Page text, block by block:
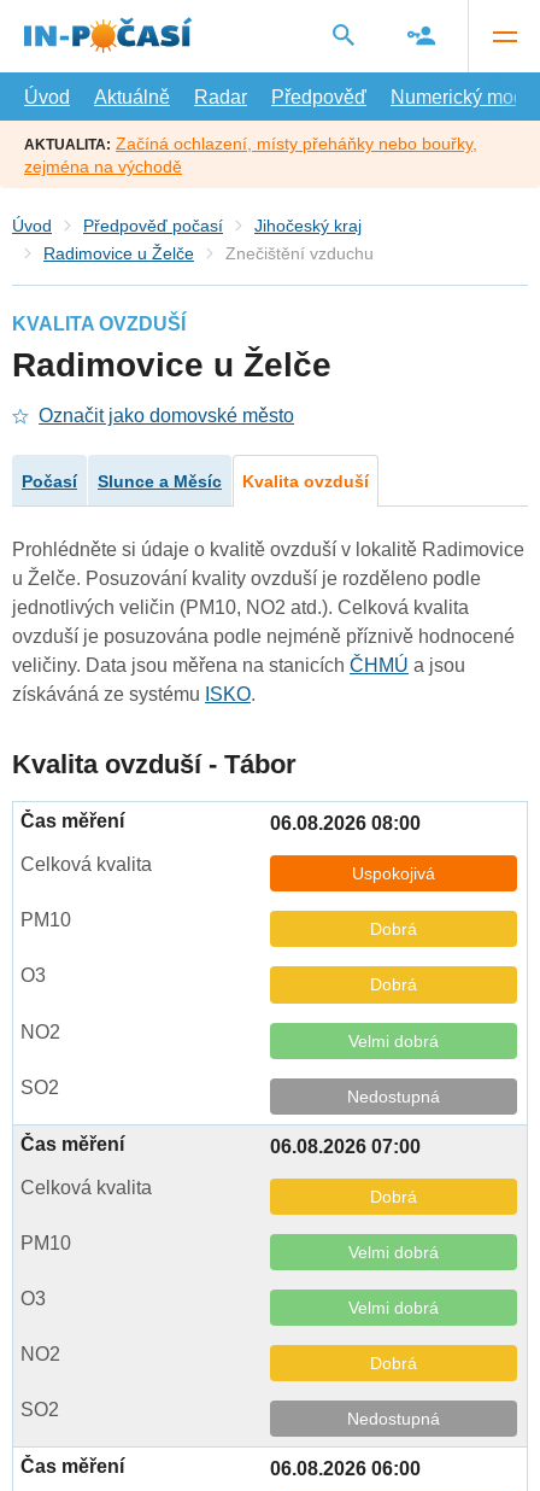
hlavní
Úvod
Aktuálně Radar Předpověď Numerický model
AKTUALITA: Začíná ochlazení, místy přeháňky nebo bouřky,
zejména na východě
Úvod Předpověď počasí
Jihočeský kraj
Radimovice u Želče
Znečištění vzduchu
KVALITA OVZDUŠÍ
Radimovice u Želče
Označit jako domovské město
Počasí Slunce a Měsíc Kvalita ovzduší
Prohlédněte si údaje o kvalitě ovzduší v lokalitě Radimovice
u Želče. Posuzování kvality ovzduší je rozděleno podle
jednotlivých veličin (PM10, NO2 atd.). Celková kvalita
ovzduší je posuzována podle nejméně příznivě hodnocené
veličiny. Data jsou měřena na stanicích ČHMÚ a jsou
získáváná ze systému ISKO.
Kvalita ovzduší - Tábor
06.08.2026 08:00
Uspokojivá
Dobrá
Dobrá
Velmi dobrá
Nedostupná
06.08.2026 07:00
Dobrá
Velmi dobrá
Velmi dobrá
Dobrá
Nedostupná
06.08.2026 06:00